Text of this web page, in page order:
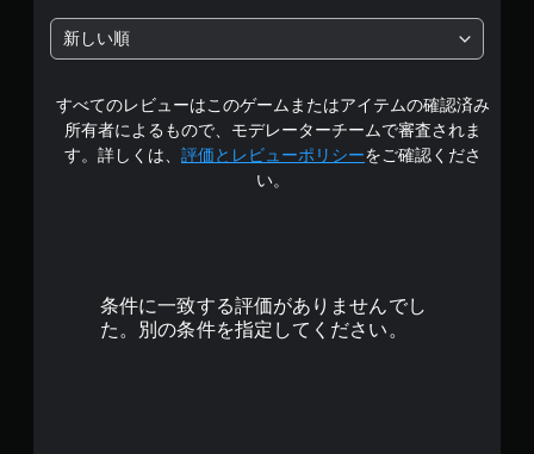
中
の
4
.
新しい順
すべてのレビューはこのゲームまたはアイテムの確認済み
所有者によるもので、モデレーターチームで審査されま
す。詳しくは、 評価とレビューポリシーをご確認くださ
い。
条件に一致する評価がありませんでし
た。別の条件を指定してください。